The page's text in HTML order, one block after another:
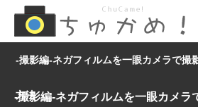
-撮影編-ネガフィルムを一眼カメラで撮
方法
-撮影編-ネガフィルムを一眼カメラ